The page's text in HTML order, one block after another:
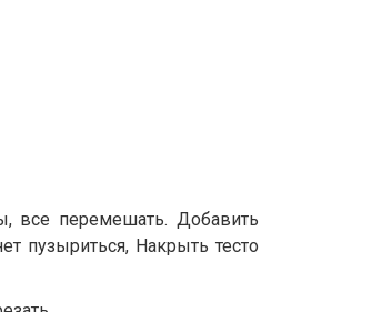
все перемешать. Добавить
пузыриться, Накрыть тесто